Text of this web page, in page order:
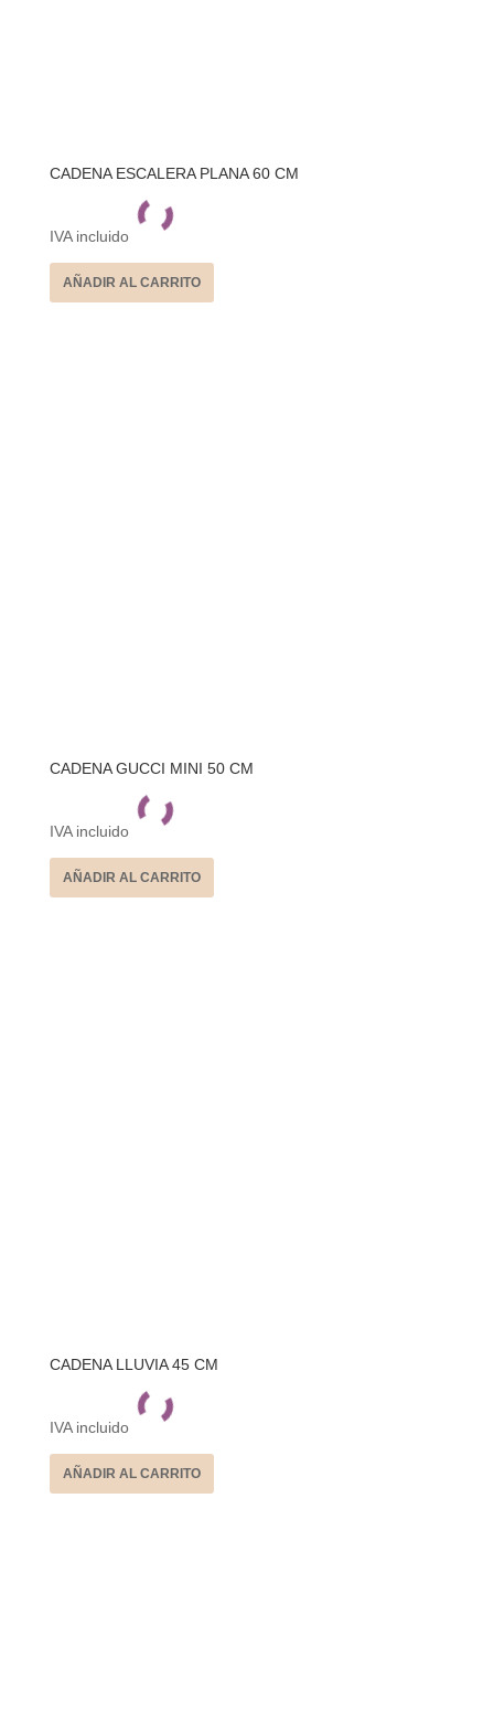
CADENA ESCALERA PLANA 60 CM
IVA incluido
AÑADIR AL CARRITO
CADENA GUCCI MINI 50 CM
IVA incluido
AÑADIR AL CARRITO
CADENA LLUVIA 45 CM
IVA incluido
AÑADIR AL CARRITO